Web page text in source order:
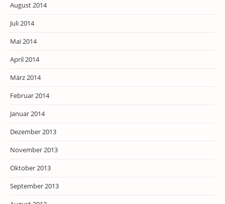
August 2014
Juli 2014
Mai 2014
April 2014
März 2014
Februar 2014
Januar 2014
Dezember 2013
November 2013
Oktober 2013
September 2013